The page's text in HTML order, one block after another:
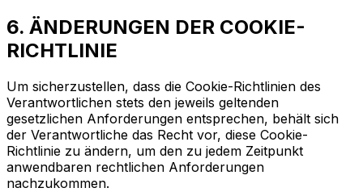
6. ÄNDERUNGEN DER COOKIE-
RICHTLINIE
Um sicherzustellen, dass die Cookie-Richtlinien des
Verantwortlichen stets den jeweils geltenden
gesetzlichen Anforderungen entsprechen, behält sich
der Verantwortliche das Recht vor, diese Cookie-
Richtlinie zu ändern, um den zu jedem Zeitpunkt
anwendbaren rechtlichen Anforderungen
nachzukommen.